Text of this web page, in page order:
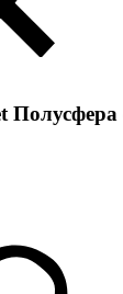
Полусфера